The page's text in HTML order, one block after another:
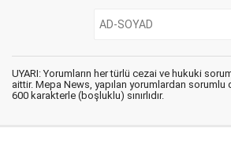
UYARI: Yorumların her türlü cezai ve hukuki
aittir. Mepa News, yapılan yorumlardan sorumlu
600 karakterle (boşluklu) sınırlıdır.